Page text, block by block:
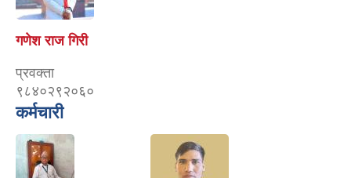
गणेश राज गिरी
प्रवक्ता
९८४०२९२०६०
कर्मचारी